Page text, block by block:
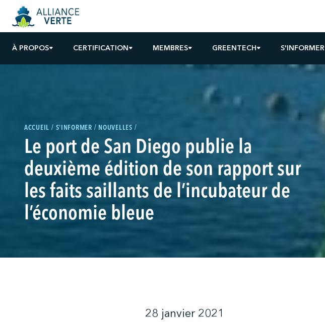
À PROPOS CERTIFICATION MEMBRES GREENTECH S'INFORMER
ACCUEIL S'INFORMER NOUVELLES
Le port de San Diego publie la
deuxième édition de son rapport sur
les faits saillants de l’incubateur de
l’économie bleue
28 janvier 2021